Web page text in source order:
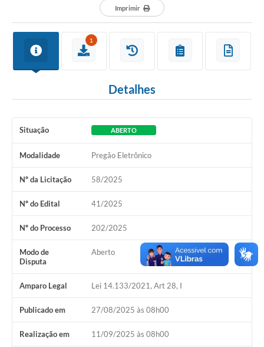
A Nossa Cidade
Enfrentando o COVID-19
Contratos
Audiências Públicas
Arquivos para Download
Carta de Serviços
Notícias
Turismo
Imprimir
1
Detalhes
Situação ABERTO
Modalidade Pregão Eletrônico
Nº da Licitação 58/2025
Nº do Edital 41/2025
Nº do Processo 202/2025
Modo de
Disputa
Aberto
Amparo Legal Lei 14.133/2021, Art 28, I
Publicado em 27/08/2025 às 08h00
Realização em 11/09/2025 às 08h00